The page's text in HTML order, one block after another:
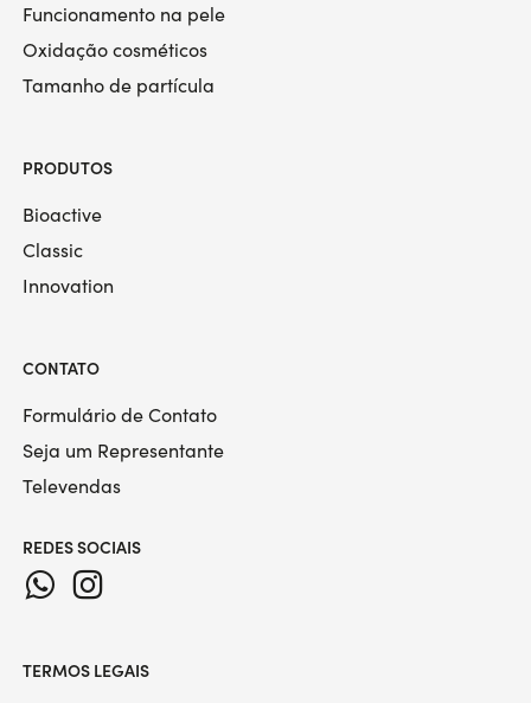
Funcionamento na pele
Oxidação cosméticos
Tamanho de partícula
PRODUTOS
Bioactive
Classic
Innovation
CONTATO
Formulário de Contato
Seja um Representante
Televendas
REDES SOCIAIS
TERMOS LEGAIS